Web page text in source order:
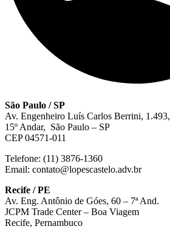
São Paulo / SP
Av. Engenheiro Luís Carlos Berrini, 1.493,
15º Andar, São Paulo – SP
CEP 04571-011
Telefone: (11) 3876-1360
Email: contato@lopescastelo.adv.br
Recife / PE
Av. Eng. Antônio de Góes, 60 – 7ª And.
JCPM Trade Center – Boa Viagem
Recife, Pernambuco